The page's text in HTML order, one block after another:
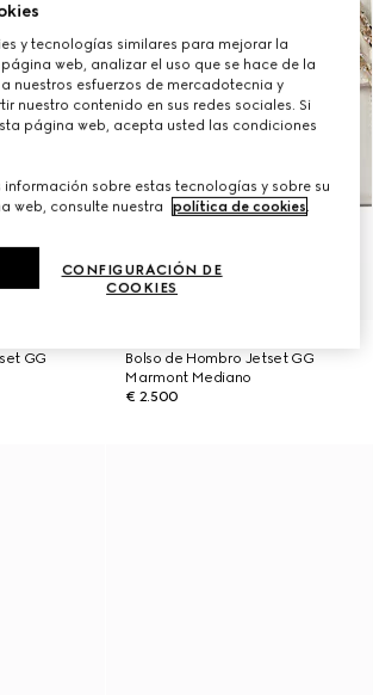
GG
Bolso de Hombro Jetset GG
Marmont Mediano
€ 2.500
y tecnologías similares para mejorar la
web, analizar el uso que se hace de la
nuestros esfuerzos de mercadotecnia y
nuestro contenido en sus redes sociales. Si
página web, acepta usted las condiciones
información sobre estas tecnologías y sobre su
web, consulte nuestra
política de cookies.
CONFIGURACIÓN DE
COOKIES